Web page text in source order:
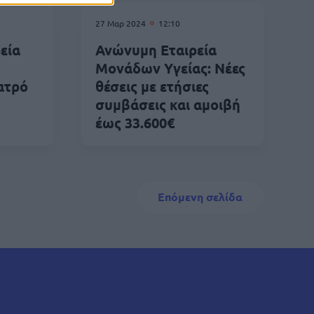
27 Μαρ 2024 12:10
Ανώνυμη Εταιρεία
Μονάδων Υγείας: Νέες
θέσεις με ετήσιες
συμβάσεις και αμοιβή
έως 33.600€
Next page
Επόμενη σελίδα